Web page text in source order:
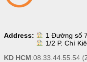
Address:
1 Đường số
1/2 P. Chí
KD HCM:08.33.44.55.54